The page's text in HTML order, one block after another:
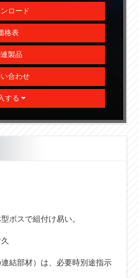
ロード
格表
製品
合わせ
する
ボスで組付け易い。
結部材）は、必要時別途指示